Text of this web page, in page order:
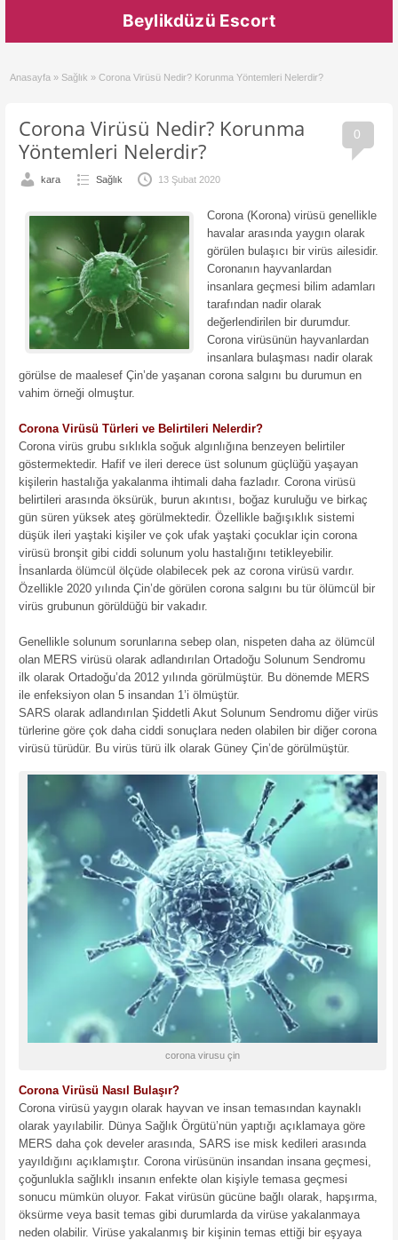
Beylikdüzü Escort
Anasayfa » Sağlık » Corona Virüsü Nedir? Korunma Yöntemleri Nelerdir?
0
Corona Virüsü Nedir? Korunma
Yöntemleri Nelerdir?
kara Sağlık 13 Şubat 2020
Corona (Korona) virüsü genellikle
havalar arasında yaygın olarak
görülen bulaşıcı bir virüs ailesidir.
Coronanın hayvanlardan
insanlara geçmesi bilim adamları
tarafından nadir olarak
değerlendirilen bir durumdur.
Corona virüsünün hayvanlardan
insanlara bulaşması nadir olarak
görülse de maalesef Çin’de yaşanan corona salgını bu durumun en
vahim örneği olmuştur.
Corona Virüsü Türleri ve Belirtileri Nelerdir?
Corona virüs grubu sıklıkla soğuk algınlığına benzeyen belirtiler
göstermektedir. Hafif ve ileri derece üst solunum güçlüğü yaşayan
kişilerin hastalığa yakalanma ihtimali daha fazladır. Corona virüsü
belirtileri arasında öksürük, burun akıntısı, boğaz kuruluğu ve birkaç
gün süren yüksek ateş görülmektedir. Özellikle bağışıklık sistemi
düşük ileri yaştaki kişiler ve çok ufak yaştaki çocuklar için corona
virüsü bronşit gibi ciddi solunum yolu hastalığını tetikleyebilir.
İnsanlarda ölümcül ölçüde olabilecek pek az corona virüsü vardır.
Özellikle 2020 yılında Çin’de görülen corona salgını bu tür ölümcül bir
virüs grubunun görüldüğü bir vakadır.
Genellikle solunum sorunlarına sebep olan, nispeten daha az ölümcül
olan MERS virüsü olarak adlandırılan Ortadoğu Solunum Sendromu
ilk olarak Ortadoğu’da 2012 yılında görülmüştür. Bu dönemde MERS
ile enfeksiyon olan 5 insandan 1’i ölmüştür.
SARS olarak adlandırılan Şiddetli Akut Solunum Sendromu diğer virüs
türlerine göre çok daha ciddi sonuçlara neden olabilen bir diğer corona
virüsü türüdür. Bu virüs türü ilk olarak Güney Çin’de görülmüştür.
corona virusu çin
Corona Virüsü Nasıl Bulaşır?
Corona virüsü yaygın olarak hayvan ve insan temasından kaynaklı
olarak yayılabilir. Dünya Sağlık Örgütü’nün yaptığı açıklamaya göre
MERS daha çok develer arasında, SARS ise misk kedileri arasında
yayıldığını açıklamıştır. Corona virüsünün insandan insana geçmesi,
çoğunlukla sağlıklı insanın enfekte olan kişiyle temasa geçmesi
sonucu mümkün oluyor. Fakat virüsün gücüne bağlı olarak, hapşırma,
öksürme veya basit temas gibi durumlarda da virüse yakalanmaya
neden olabilir. Virüse yakalanmış bir kişinin temas ettiği bir eşyaya